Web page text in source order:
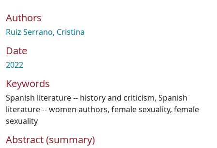
Authors
Ruiz Serrano, Cristina
Date
2022
Keywords
Spanish literature -- history and criticism, Spanish
literature -- women authors, female sexuality, female
sexuality
Abstract (summary)